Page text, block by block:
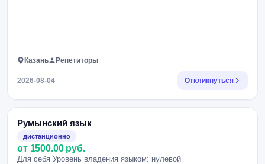
Казань Репетиторы
2026-08-04 Откликнуться
Румынский язык
дистанционно
от 1500.00 руб.
Для себя Уровень владения языком: нулевой